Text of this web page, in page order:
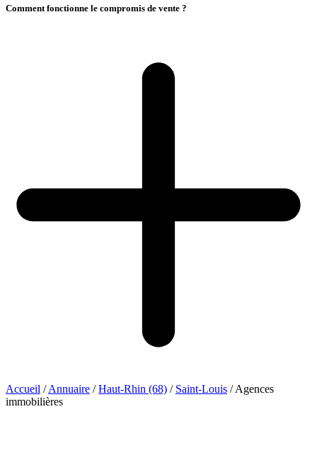
Comment fonctionne le compromis de vente ?
Accueil / Annuaire / Haut-Rhin (68) / Saint-Louis / Agences
immobilières